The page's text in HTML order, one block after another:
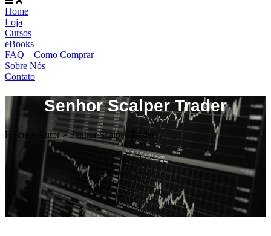
Home
Loja
Cursos
eBooks
FAQ – Como Comprar
Sobre Nós
Contato
Senhor Scalper Trader
Home Autor»Senhor Scalper Trader